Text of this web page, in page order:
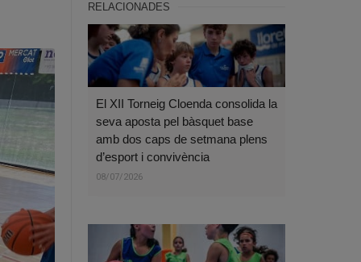
RELACIONADES
El XII Torneig Cloenda consolida la
seva aposta pel bàsquet base
amb dos caps de setmana plens
d’esport i convivència
08/07/2026